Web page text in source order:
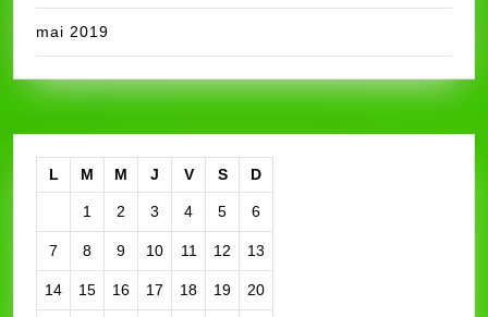
mai 2019
L M M J V S D
1 2 3 4 5 6
7 8 9 10 11 12 13
14 15 16 17 18 19 20